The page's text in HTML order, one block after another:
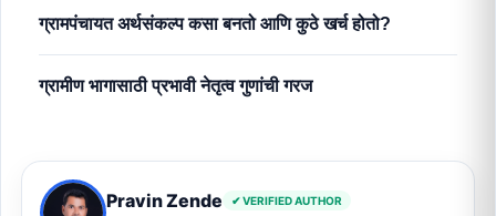
ग्रामपंचायत अर्थसंकल्प कसा बनतो आणि कुठे खर्च होतो?
ग्रामीण भागासाठी प्रभावी नेतृत्व गुणांची गरज
Pravin Zende ✔ VERIFIED AUTHOR